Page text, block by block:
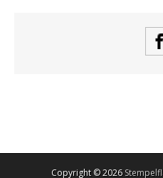
Copyright © 2026